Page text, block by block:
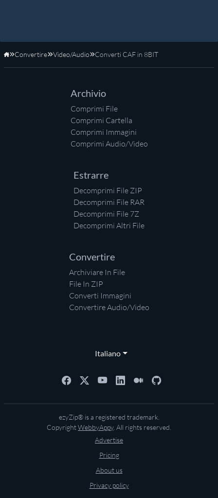
Home
Convertire Video/Audio Converti CAF in 8BIT
Archivio
Comprimi File
Comprimi Cartella
Comprimi Immagini
Comprimi Audio/Video
Estrarre
Decomprimi File ZIP
Decomprimi File RAR
Decomprimi File 7Z
Decomprimi Altri File
Convertire
Archiviare In File
File In ZIP
Converti Immagini
Convertire Audio/Video
Italiano
ezyZip® is a registered trademark.
CopyrightWebbyAppy. All rights reserved.
Advertise
Pricing
About us
Privacy policy